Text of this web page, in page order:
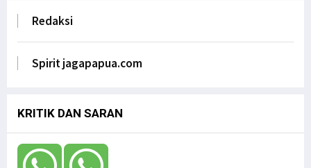
Anak Papua Perlu Mendapat Pehatian Untuk
Redaksi
Spirit jagapapua.com
KRITIK DAN SARAN